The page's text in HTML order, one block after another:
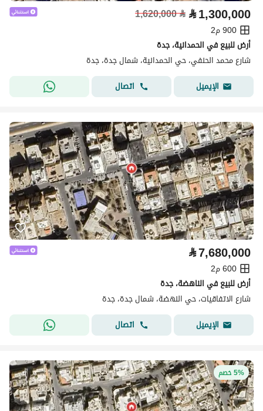
⃁1,300,000
⃁
1,620,000
900 م2
أرض للبيع في الحمدانية، جدة
شارع محمد الحنفي، حي الحمدانية، شمال جدة، جدة
الإيميل
اتصال
⃁7,680,000
600 م2
أرض للبيع في الناهضة، جدة
شارع الاتفاقيات، حي النهضة، شمال جدة، جدة
الإيميل
اتصال
5% خصم